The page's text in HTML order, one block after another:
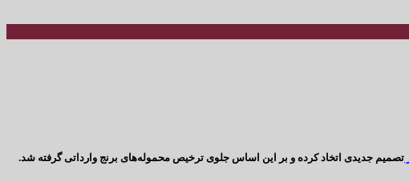
تصمیم جدیدی اتخاد کرده و بر این اساس جلوی ترخیص محموله‌های برنج وارداتی گرفته شد.